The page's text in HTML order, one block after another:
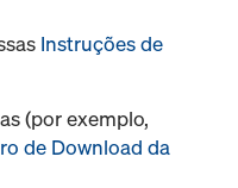
Instruções de
(por exemplo,
de Download da